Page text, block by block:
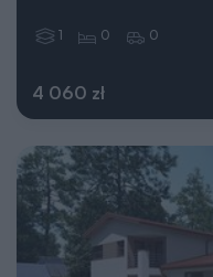
4 060 zł
1 0 0